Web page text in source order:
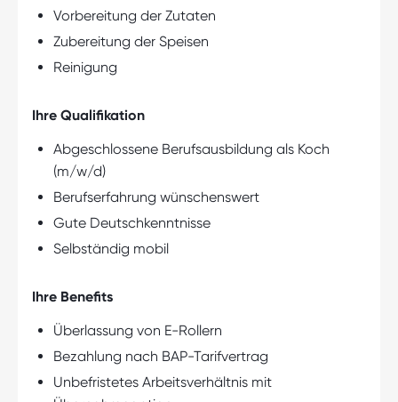
Vorbereitung der Zutaten
Zubereitung der Speisen
Reinigung
Ihre Qualifikation
Abgeschlossene Berufsausbildung als Koch
(m/w/d)
Berufserfahrung wünschenswert
Gute Deutschkenntnisse
Selbständig mobil
Ihre Benefits
Überlassung von E-Rollern
Bezahlung nach BAP-Tarifvertrag
Unbefristetes Arbeitsverhältnis mit